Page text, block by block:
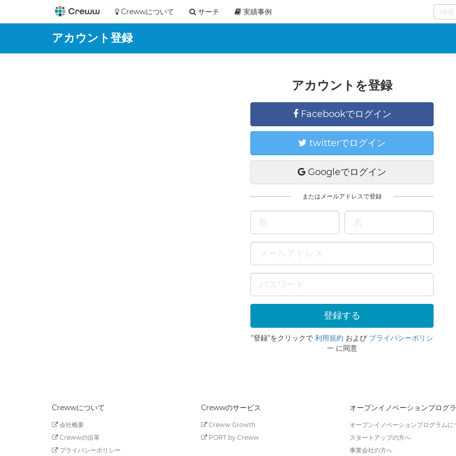
Crewwについて サーチ 実績事例
0
アカウント登録
アカウントを登録
Facebookでログイン
twitterでログイン
Googleでログイン
またはメールアドレスで登録
"登録"をクリックで 利用規約 および プライバシーポリシ
ー に同意
Crewwについて
会社概要
Crewwの沿革
プライバシーポリシー
Crewwのサービス
Creww Growth
PORT by Creww
オープンイノベーションプログ
オープンイノベーションプログラムに
スタートアップの方へ
事業会社の方へ